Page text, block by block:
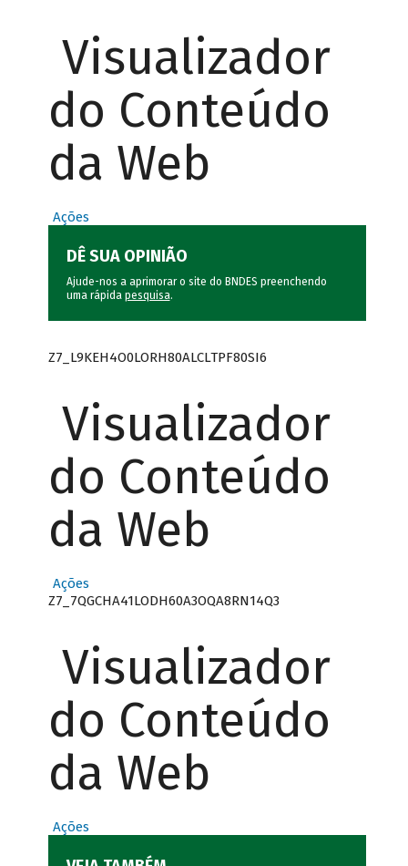
Visualizador
do Conteúdo
da Web
Ações
DÊ SUA OPINIÃO
Ajude-nos a aprimorar o site do BNDES preenchendo
uma rápida pesquisa.
Z7_L9KEH4O0LORH80ALCLTPF80SI6
Visualizador
do Conteúdo
da Web
Ações
Z7_7QGCHA41LODH60A3OQA8RN14Q3
Visualizador
do Conteúdo
da Web
Ações